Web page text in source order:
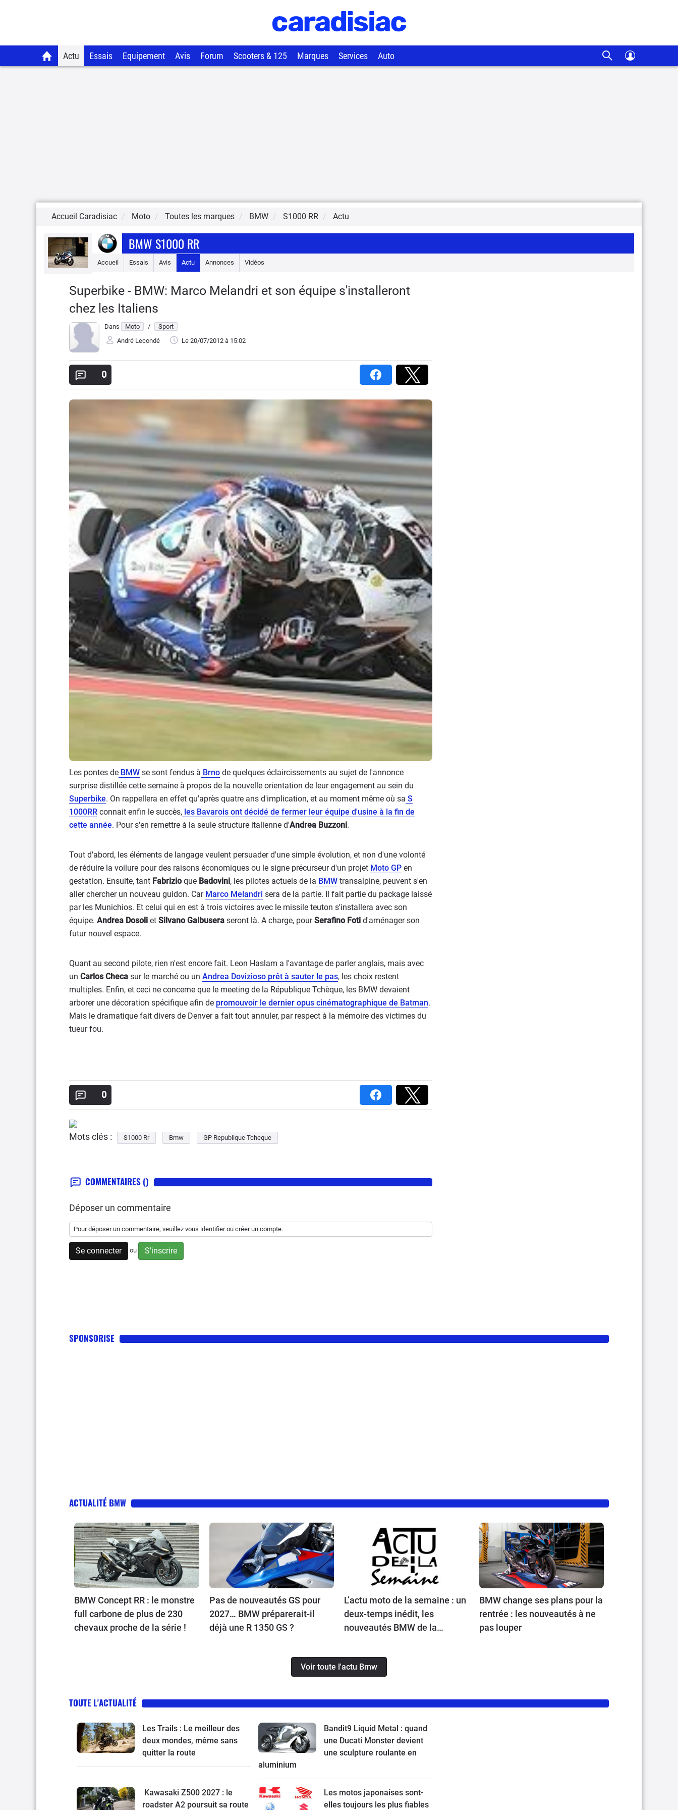
Actu Essais Equipement Avis Forum Scooters & 125 Marques Services Auto
Accueil Caradisiac Moto Toutes les marques BMW S1000 RR Actu
BMW S1000 RR
Accueil Essais Avis Actu Annonces Vidéos
Superbike - BMW: Marco Melandri et son équipe s'installeront
chez les Italiens
Dans Moto /
Sport
André Lecondé
Le 20/07/2012 à 15:02
0
Les pontes de BMW se sont fendus à Brno de quelques éclaircissements au sujet de l'annonce
surprise distillée cette semaine à propos de la nouvelle orientation de leur engagement au sein du
Superbike. On rappellera en effet qu'après quatre ans d'implication, et au moment même où sa S
1000RR connait enfin le succès, les Bavarois ont décidé de fermer leur équipe d'usine à la fin de
cette année. Pour s'en remettre à la seule structure italienne d'Andrea Buzzoni.
Tout d'abord, les éléments de langage veulent persuader d'une simple évolution, et non d'une volonté
de réduire la voilure pour des raisons économiques ou le signe précurseur d'un projet Moto GP en
gestation. Ensuite, tant Fabrizioque Badovini, les pilotes actuels de la BMW transalpine, peuvent s'en
aller chercher un nouveau guidon. Car Marco Melandri sera de la partie. Il fait partie du package laissé
par les Munichios. Et celui qui en est à trois victoires avec le missile teuton s'installera avec son
équipe. Andrea Dosoli et Silvano Galbusera seront là. A charge, pourSerafino Foti d'aménager son
futur nouvel espace.
Quant au second pilote, rien n'est encore fait. Leon Haslam a l'avantage de parler anglais, mais avec
un Carlos Checa sur le marché ou un Andrea Dovizioso prêt à sauter le pas, les choix restent
multiples. Enfin, et ceci ne concerne que le meeting de la République Tchèque, les BMW devaient
arborer une décoration spécifique afin de promouvoir le dernier opus cinématographique de Batman.
Mais le dramatique fait divers de Denver a fait tout annuler, par respect à la mémoire des victimes du
tueur fou.
0
Mots clés : S1000 Rr Bmw GP Republique Tcheque
COMMENTAIRES ()
Déposer un commentaire
Pour déposer un commentaire, veuillez vous identifierou créer un compte.
Se connecter ou S'inscrire
SPONSORISE
ACTUALITÉ BMW
BMW Concept RR : le monstre
full carbone de plus de 230
chevaux proche de la série !
Pas de nouveautés GS pour
2027… BMW préparerait-il
déjà une R 1350 GS ?
L’actu moto de la semaine : un
deux-temps inédit, les
nouveautés BMW de la
vente, une Vespa spéciale et
la Kawasaki Z900 RS à l’essai
BMW change ses plans pour la
rentrée : les nouveautés à ne
pas louper
Voir toute l'actu Bmw
TOUTE L'ACTUALITÉ
Les Trails : Le meilleur des
deux mondes, même sans
quitter la route
Bandit9 Liquid Metal : quand
une Ducati Monster devient
une sculpture roulante en
aluminium
Kawasaki Z500 2027 : le
roadster A2 poursuit sa route
Les motos japonaises sont-
elles toujours les plus fiables